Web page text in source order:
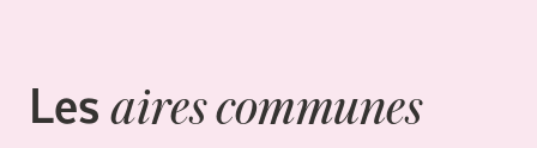
Lesaires communes